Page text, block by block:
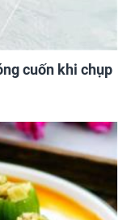
cuốn khi chụp